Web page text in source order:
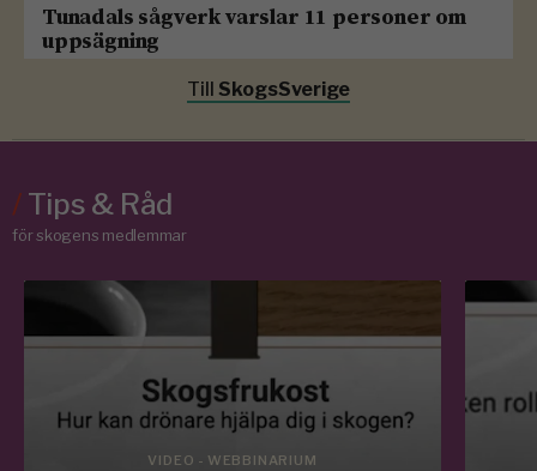
Tunadals sågverk varslar 11 personer om
uppsägning
Till SkogsSverige
/Tips & Råd
för skogens medlemmar
VIDEO - WEBBINARIUM